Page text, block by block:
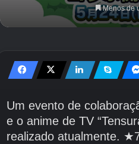
Menos de
Um evento de
e o anime de TV
realizado atualmente.